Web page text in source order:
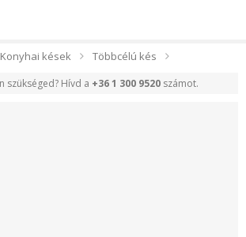
Konyhai kések Többcélú kés
szükséged? Hívd a +36 1 300 9520számot.